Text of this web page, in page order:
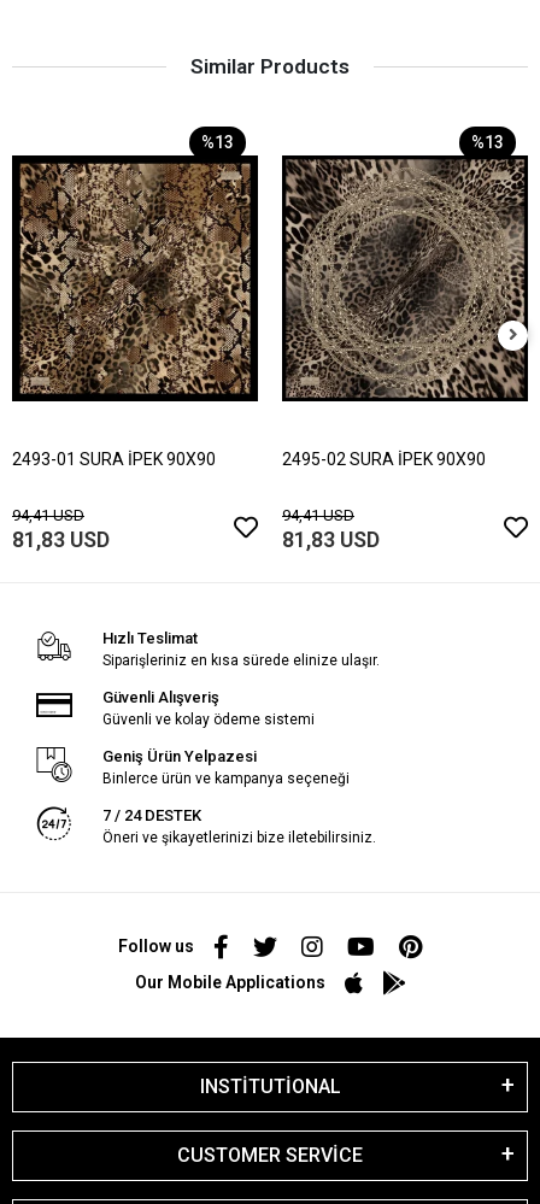
Similar Products
%13
2493-01 SURA İPEK 90X90
94,41 USD
81,83 USD
%13
2495-02 SURA İPEK 90X90
94,41 USD
81,83 USD
Hızlı Teslimat
Siparişleriniz en kısa sürede elinize ulaşır.
Güvenli Alışveriş
Güvenli ve kolay ödeme sistemi
Geniş Ürün Yelpazesi
Binlerce ürün ve kampanya seçeneği
7 / 24 DESTEK
Öneri ve şikayetlerinizi bize iletebilirsiniz.
Follow us
Our Mobile Applications
INSTİTUTİONAL
CUSTOMER SERVİCE